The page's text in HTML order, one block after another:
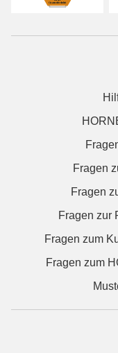
Fragen
Fragen
Fragen zur
Fragen zum
Fragen zum